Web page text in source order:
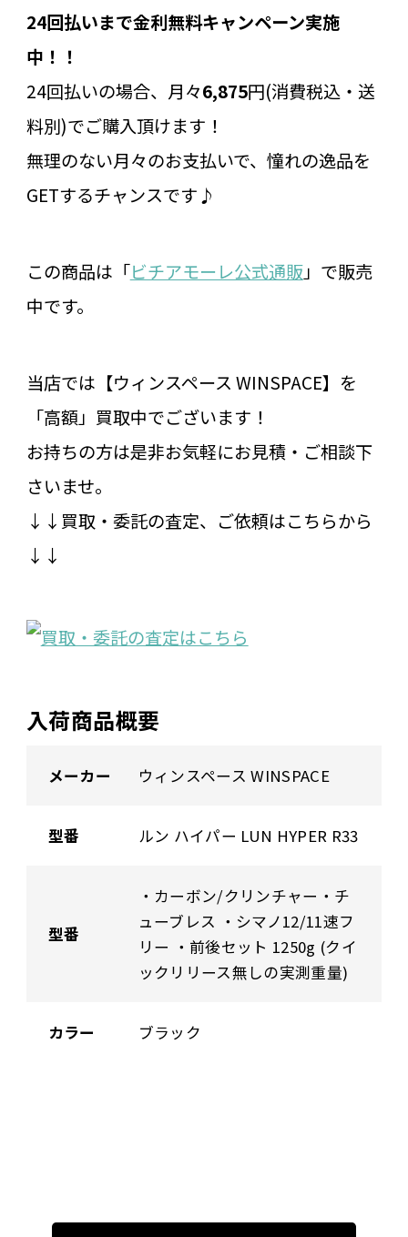
24回払いまで金利無料キャンペーン実施
中！！
24回払いの場合、月々6,875円(消費税込・送
料別)でご購入頂けます！
無理のない月々のお支払いで、憧れの逸品を
GETするチャンスです♪
この商品は「ビチアモーレ公式通販」で販売
中です。
当店では【ウィンスペース WINSPACE】を
「高額」買取中でございます！
お持ちの方は是非お気軽にお見積・ご相談下
さいませ。
↓↓買取・委託の査定、ご依頼はこちらから
↓↓
入荷商品概要
メーカー ウィンスペース WINSPACE
型番 ルン ハイパー LUN HYPER R33
型番
・カーボン/クリンチャー・チ
ューブレス ・シマノ12/11速フ
リー ・前後セット 1250g (クイ
ックリリース無しの実測重量)
カラー ブラック